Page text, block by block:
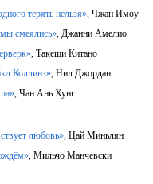
терять нельзя», Чжан Имоу
смеялись», Джанни Амелио
, Такеши Китано
Коллинз», Нил Джордан
, Чан Ань Хунг
любовь», Цай Миньлян
, Мильчо Манчевски